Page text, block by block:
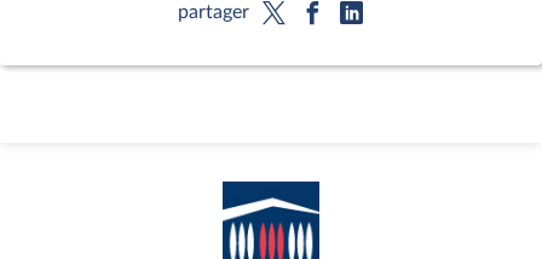
partager